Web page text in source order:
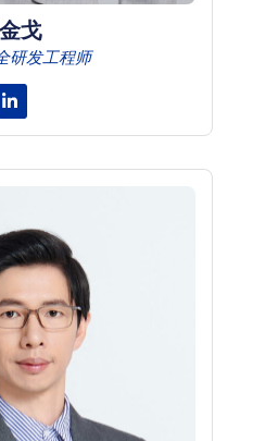
戈
研发工程师
Linkedin